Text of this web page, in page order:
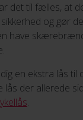
det til fælles, at
og gør
have
en ekstra lås til
lås der allerede
.